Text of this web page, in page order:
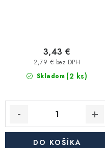
Skladom (2 ks)
2,79 € bez DPH
3,43 €
DO KOŠÍKA